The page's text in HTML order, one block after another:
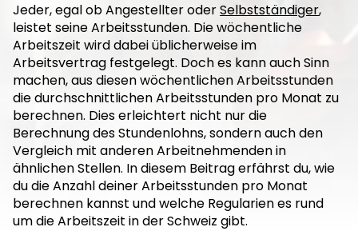
Jeder, egal ob Angestellter oderSelbstständiger,
leistet seine Arbeitsstunden. Die wöchentliche
Arbeitszeit wird dabei üblicherweise im
Arbeitsvertrag festgelegt. Doch es kann auch Sinn
machen, aus diesen wöchentlichen Arbeitsstunden
die durchschnittlichen Arbeitsstunden pro Monat zu
berechnen. Dies erleichtert nicht nur die
Berechnung des Stundenlohns, sondern auch den
Vergleich mit anderen Arbeitnehmenden in
ähnlichen Stellen. In diesem Beitrag erfährst du, wie
du die Anzahl deiner Arbeitsstunden pro Monat
berechnen kannst und welche Regularien es rund
um die Arbeitszeit in der Schweiz gibt.